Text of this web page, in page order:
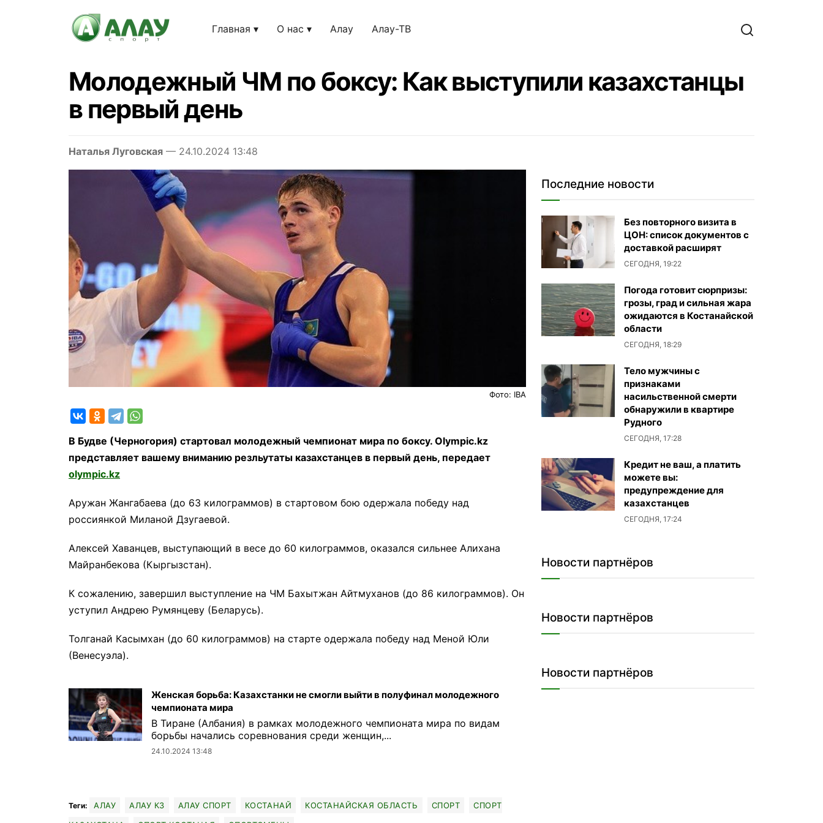
Главная О нас Алау Алау-ТВ
Молодежный ЧМ по боксу: Как выступили казахстанцы
в первый день
Наталья Луговская — 24.10.2024 13:48
Фото: IBA
В Будве (Черногория) стартовал молодежный чемпионат мира по боксу. Olympic.kz
представляет вашему вниманию резльутаты казахстанцев в первый день, передает
olympic.kz
Аружан Жангабаева (до 63 килограммов) в стартовом бою одержала победу над
россиянкой Миланой Дзугаевой.
Алексей Хаванцев, выступающий в весе до 60 килограммов, оказался сильнее Алихана
Майранбекова (Кыргызстан).
К сожалению, завершил выступление на ЧМ Бахытжан Айтмуханов (до 86 килограммов). Он
уступил Андрею Румянцеву (Беларусь).
Толганай Касымхан (до 60 килограммов) на старте одержала победу над Меной Юли
(Венесуэла).
Женская борьба: Казахстанки не смогли выйти в полуфинал молодежного
чемпионата мира
В Тиране (Албания) в рамках молодежного чемпионата мира по видам
борьбы начались соревнования среди женщин,...
24.10.2024 13:48
Теги: АЛАУ АЛАУ КЗ АЛАУ СПОРТ КОСТАНАЙ КОСТАНАЙСКАЯ ОБЛАСТЬ СПОРТ
СПОРТ
Последние новости
Без повторного визита в
ЦОН: список документов с
доставкой расширят
СЕГОДНЯ, 19:22
Погода готовит сюрпризы:
грозы, град и сильная жара
ожидаются в Костанайской
области
СЕГОДНЯ, 18:29
Тело мужчины с
признаками
насильственной смерти
обнаружили в квартире
Рудного
СЕГОДНЯ, 17:28
Кредит не ваш, а платить
можете вы:
предупреждение для
казахстанцев
СЕГОДНЯ, 17:24
Новости партнёров
Новости партнёров
Новости партнёров